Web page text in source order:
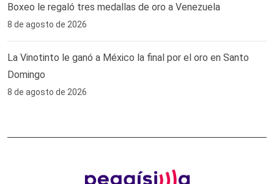
Boxeo le regaló tres medallas de oro a Venezuela
8 de agosto de 2026
La Vinotinto le ganó a México la final por el oro en Santo
Domingo
8 de agosto de 2026